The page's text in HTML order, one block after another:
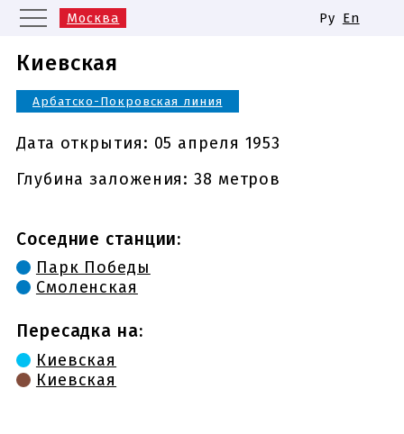
Москва
Казань
Новосибирск
Самара
Одинаковые названия станций
метро
Ру En
Киевская
Арбатско-Покровская линия
Дата открытия: 05 апреля 1953
Глубина заложения: 38 метров
Соседние станции:
Парк Победы
Смоленская
Пересадка на:
Киевская
Киевская